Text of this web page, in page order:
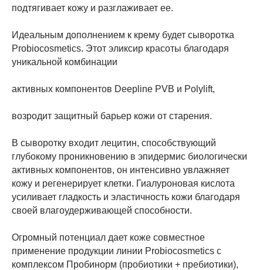
подтягивает кожу и разглаживает ее.
Идеальным дополнением к крему будет сыворотка
Probiocosmetics. Этот эликсир красоты благодаря
уникальной комбинации
активных компонентов Deepline PVB и Polylift,
возродит защитный барьер кожи от старения.
В сыворотку входит лецитин, способствующий
глубокому проникновению в эпидермис биологически
активных компонентов, он интенсивно увлажняет
кожу и регенерирует клетки. Гиалуроновая кислота
усиливает гладкость и эластичность кожи благодаря
своей влагоудерживающей способности.
Огромный потенциал дает коже совместное
применение продукции линии Probiocosmetics с
комплексом Пробинорм (пробиотики + пребиотики),